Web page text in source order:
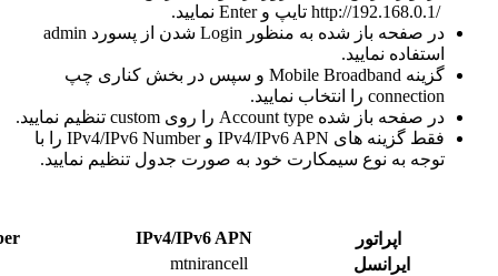
/http://192.168.0.1 تایپ و Enter نمایید.
در صفحه باز شده به منظور Login شدن از پسورد admin
استفاده نمایید.
گزینه Mobile Broadband و سپس در بخش کناری چپ
connection را انتخاب نمایید.
در صفحه باز شده Account type را روی custom تنظیم نمایید.
فقط گزینه های IPv4/IPv6 APN و IPv4/IPv6 Number را با
توجه به نوع سیمکارت خود به صورت جدول تنظیم نمایید.
اپراتور
ایرانسل